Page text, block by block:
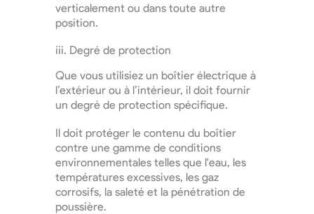
verticalement ou dans toute autre
position.
iii. Degré de protection
Que vous utilisiez un boîtier électrique à
l’extérieur ou à l’intérieur, il doit fournir
un degré de protection spécifique.
Il doit protéger le contenu du boîtier
contre une gamme de conditions
environnementales telles que l'eau, les
températures excessives, les gaz
corrosifs, la saleté et la pénétration de
poussière.